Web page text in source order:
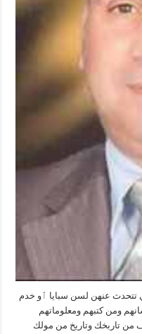
تتحدث عنهن لسن سبايا ٱو خدم
ومن كتبهم ومعلوماتهم
من تاربخك وتاريخ من مولك